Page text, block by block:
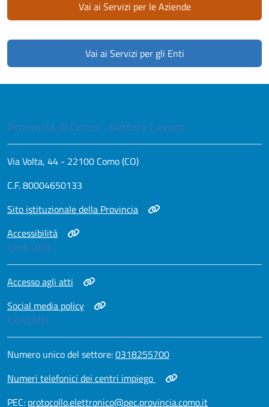
Apri in nuova scheda
Vai ai Servizi per le Aziende
Apri in nuova scheda
Vai ai Servizi per gli Enti
Provincia di Como - Settore Lavoro
Via Volta, 44 - 22100 Como (CO)
C.F. 80004650133
Apri in nuova scheda
Sito istituzionale della Provincia
Apri in nuova scheda
Accessibilità
Link utili
Apri in nuova scheda
Accesso agli atti
Apri in nuova scheda
Social media policy
Contatti
Numero unico del settore:Apri in nuova scheda
0318255700
Apri in nuova scheda
Numeri telefonici dei centri impiego
PEC: Apri in nuova scheda
protocollo.elettronico@pec.provincia.como.it